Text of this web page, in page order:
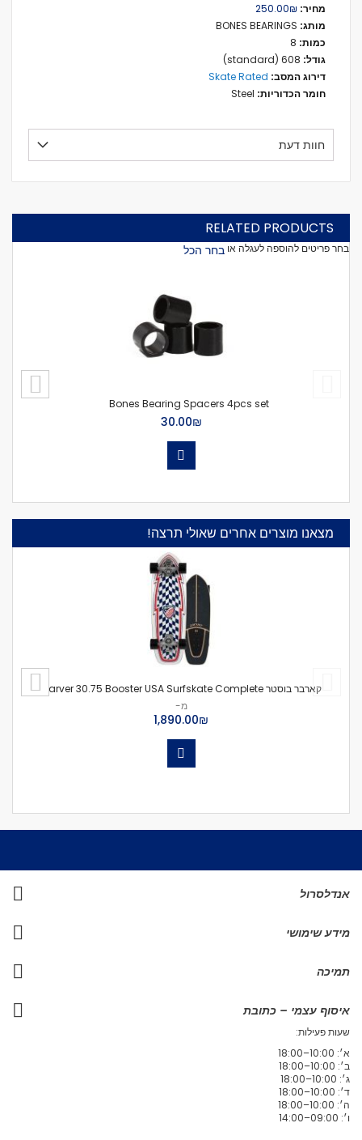
מידע
נוסף
₪‏250.00
Skate Rated
חוות דעת
RELATED PRODUCTS
בחר פריטים להוספה לעגלה או בחר הכל
Bones Bearing Spacers 4pcs set
₪‏30.00
מצאנו מוצרים אחרים שאולי תרצה!
קארבר בוסטר Carver 30.75 Booster USA Surfskate Complete
מ-
₪‏1,890.00
אנדלסרול
מידע שימושי
תמיכה
איסוף עצמי – כתובת
שעות פעילות:
א׳: 10:00–18:00
ב׳: 10:00–18:00
ג׳: 10:00–18:00
ד׳: 10:00–18:00
ה׳: 10:00–18:00
ו׳: 09:00–14:00